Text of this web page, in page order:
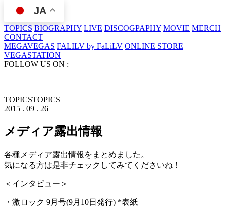
JA
TOPICS BIOGRAPHY LIVE DISCOGPAPHY MOVIE MERCH
CONTACT
MEGAVEGAS FALILV by FaLiLV ONLINE STORE
VEGASTATION
FOLLOW US ON :
TOPICSTOPICS
2015 . 09 . 26
メディア露出情報
各種メディア露出情報をまとめました。
気になる方は是非チェックしてみてくださいね！
＜インタビュー＞
・激ロック 9月号(9月10日発行) *表紙